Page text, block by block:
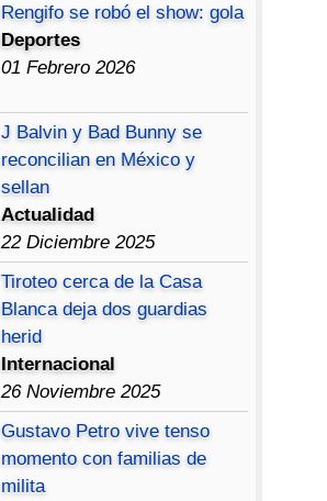
Rengifo se robó el show: gola
Deportes
01 Febrero 2026
J Balvin y Bad Bunny se
reconcilian en México y
sellan
Actualidad
22 Diciembre 2025
Tiroteo cerca de la Casa
Blanca deja dos guardias
herid
Internacional
26 Noviembre 2025
Gustavo Petro vive tenso
momento con familias de
milita